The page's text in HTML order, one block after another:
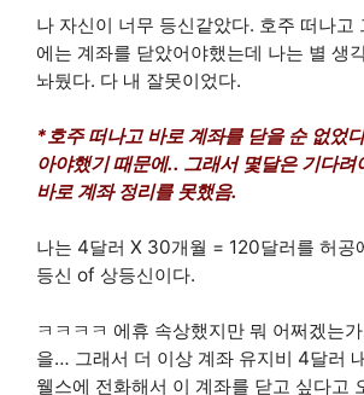
나 자신이 너무 등신같았다. 호주 떠나고
에는 계좌를 닫았어야했는데 나는 별 생
놔뒀다. 다 내 잘못이었다.
*호주 떠나고 바로 계좌를 닫을 순 없었
아야했기 때문에.. 그래서 몇달은 기다려
바로 계좌 정리를 못했음.
나는 4달러 X 30개월 = 120달러를 허공
등신 of 상등신이다.
ㅋㅋㅋㅋ 에휴 속상했지만 뭐 어쩌겠는
을… 그래서 더 이상 계좌 유지비 4달러
웰스에 전화해서 이 계좌를 닫고 싶다고